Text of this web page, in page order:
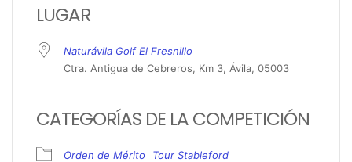
LUGAR
Naturávila Golf El Fresnillo
Ctra. Antigua de Cebreros, Km 3, Ávila, 05003
CATEGORÍAS DE LA COMPETICIÓN
Orden de Mérito Tour Stableford